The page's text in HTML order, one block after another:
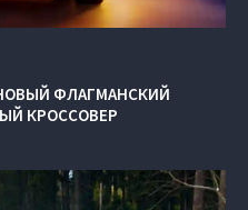
НОВЫЙ ФЛАГМАНСКИЙ
КРОССОВЕР